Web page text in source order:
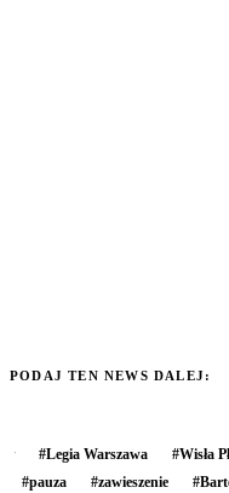
PODAJ TEN NEWS DALEJ:
#Legia Warszawa #Wisła
#pauza #zawieszenie #